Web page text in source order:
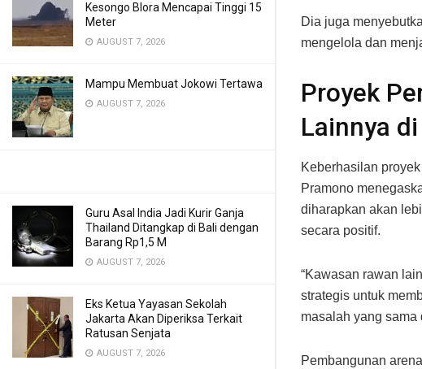
Kesongo Blora Mencapai Tinggi 15
Meter
AUGUST 7, 2026
Mampu Membuat Jokowi Tertawa
AUGUST 7, 2026
Guru Asal India Jadi Kurir Ganja
Thailand Ditangkap di Bali dengan
Barang Rp1,5 M
AUGUST 7, 2026
Eks Ketua Yayasan Sekolah
Jakarta Akan Diperiksa Terkait
Ratusan Senjata
AUGUST 7, 2026
Dia juga
mengelola dan
Proyek
Lainnya
Keberhasilan
Pramono
diharapkan akan
secara positif.
“Kawasan rawan
strategis untuk
masalah yang sama
Pembangunan